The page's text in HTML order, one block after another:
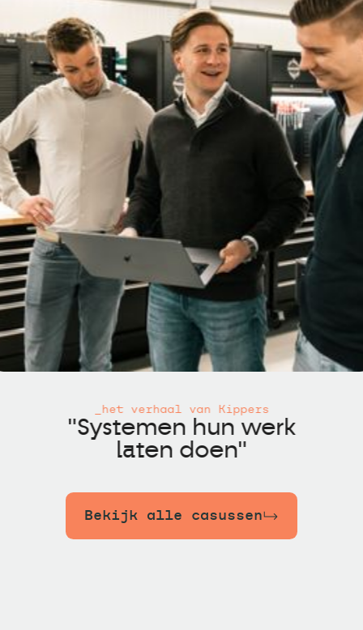
_het verhaal van Kippers
"Systemen hun werk
laten doen"
Bekijk alle casussen